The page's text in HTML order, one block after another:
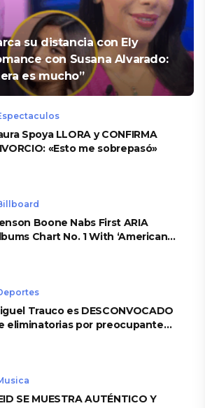
su distancia con Ely
con Susana Alvarado:
es mucho”
Spoya LLORA y CONFIRMA
«Esto me sobrepasó»
Boone Nabs First ARIA
Chart No. 1 With ‘American
Trauco es DESCONVOCADO
eliminatorias por preocupante
SE MUESTRA AUTÉNTICO Y